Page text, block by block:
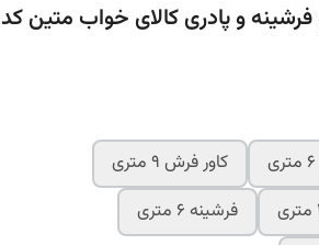
و پادری کالای خواب متین کد
کاور فرش 9 متری
فرشینه 6 متری